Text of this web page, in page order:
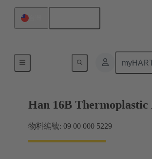
Han 16B Thermoplastic
物料編號: 09 00 000 5229